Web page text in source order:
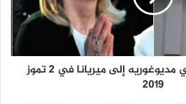
رسالة مريم العذراء في مديوغوريه إلى ميريانا في 2 تموز
2019